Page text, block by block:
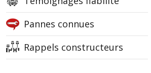
Pannes connues
Rappels constructeurs